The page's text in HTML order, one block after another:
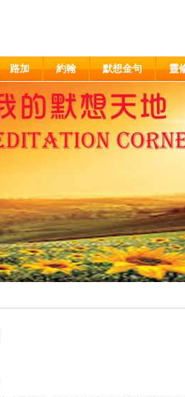
路加 約翰 默想金句 靈